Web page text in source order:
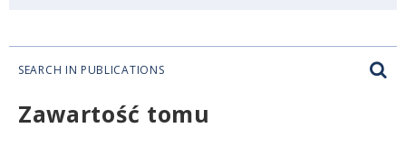
SEARCH IN PUBLICATIONS
Zawartość tomu